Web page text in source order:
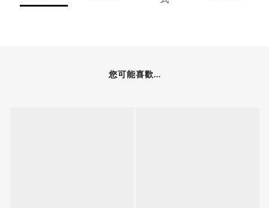
您可能喜歡...